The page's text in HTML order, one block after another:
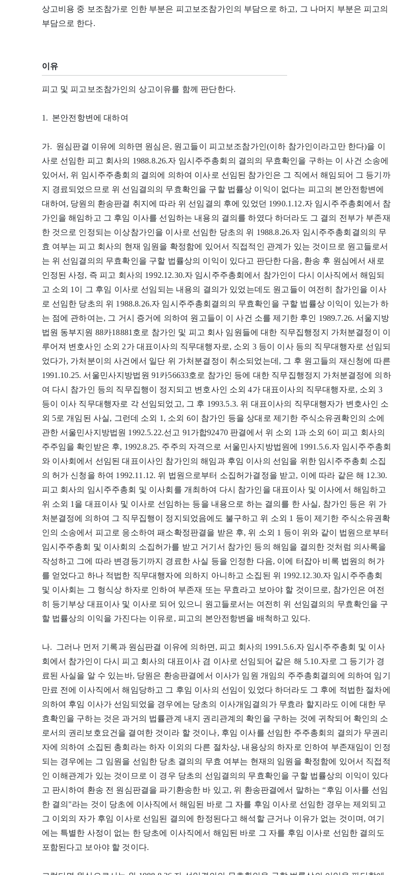
상고비용 중 보조참가로 인한 부분은 피고보조참가인의 부담으로 하고, 그 나머지 부분은 피고의
부담으로 한다.
이유
피고 및 피고보조참가인의 상고이유를 함께 판단한다.
1. 본안전항변에 대하여
가. 원심판결 이유에 의하면 원심은, 원고들이 피고보조참가인(이하 참가인이라고만 한다)을 이
사로 선임한 피고 회사의 1988.8.26.자 임시주주총회의 결의의 무효확인을 구하는 이 사건 소송에
있어서, 위 임시주주총회의 결의에 의하여 이사로 선임된 참가인은 그 직에서 해임되어 그 등기까
지 경료되었으므로 위 선임결의의 무효확인을 구할 법률상 이익이 없다는 피고의 본안전항변에
대하여, 당원의 환송판결 취지에 따라 위 선임결의 후에 있었던 1990.1.12.자 임시주주총회에서 참
가인을 해임하고 그 후임 이사를 선임하는 내용의 결의를 하였다 하더라도 그 결의 전부가 부존재
한 것으로 인정되는 이상참가인을 이사로 선임한 당초의 위 1988.8.26.자 임시주주총회결의의 무
효 여부는 피고 회사의 현재 임원을 확정함에 있어서 직접적인 관계가 있는 것이므로 원고들로서
는 위 선임결의의 무효확인을 구할 법률상의 이익이 있다고 판단한 다음, 환송 후 원심에서 새로
인정된 사정, 즉 피고 회사의 1992.12.30.자 임시주주총회에서 참가인이 다시 이사직에서 해임되
고 소외 1이 그 후임 이사로 선임되는 내용의 결의가 있었는데도 원고들이 여전히 참가인을 이사
로 선임한 당초의 위 1988.8.26.자 임시주주총회결의의 무효확인을 구할 법률상 이익이 있는가 하
는 점에 관하여는, 그 거시 증거에 의하여 원고들이 이 사건 소를 제기한 후인 1989.7.26. 서울지방
법원 동부지원 88카18881호로 참가인 및 피고 회사 임원들에 대한 직무집행정지 가처분결정이 이
루어져 변호사인 소외 2가 대표이사의 직무대행자로, 소외 3 등이 이사 등의 직무대행자로 선임되
었다가, 가처분이의 사건에서 일단 위 가처분결정이 취소되었는데, 그 후 원고들의 재신청에 따른
1991.10.25. 서울민사지방법원 91카56633호로 참가인 등에 대한 직무집행정지 가처분결정에 의하
여 다시 참가인 등의 직무집행이 정지되고 변호사인 소외 4가 대표이사의 직무대행자로, 소외 3
등이 이사 직무대행자로 각 선임되었고, 그 후 1993.5.3. 위 대표이사의 직무대행자가 변호사인 소
외 5로 개임된 사실, 그런데 소외 1, 소외 6이 참가인 등을 상대로 제기한 주식소유권확인의 소에
관한 서울민사지방법원 1992.5.22.선고 91가합92470 판결에서 위 소외 1과 소외 6이 피고 회사의
주주임을 확인받은 후, 1992.8.25. 주주의 자격으로 서울민사지방법원에 1991.5.6.자 임시주주총회
와 이사회에서 선임된 대표이사인 참가인의 해임과 후임 이사의 선임을 위한 임시주주총회 소집
의 허가 신청을 하여 1992.11.12. 위 법원으로부터 소집허가결정을 받고, 이에 따라 같은 해 12.30.
피고 회사의 임시주주총회 및 이사회를 개최하여 다시 참가인을 대표이사 및 이사에서 해임하고
위 소외 1을 대표이사 및 이사로 선임하는 등을 내용으로 하는 결의를 한 사실, 참가인 등은 위 가
처분결정에 의하여 그 직무집행이 정지되었음에도 불구하고 위 소외 1 등이 제기한 주식소유권확
인의 소송에서 피고로 응소하여 패소확정판결을 받은 후, 위 소외 1 등이 위와 같이 법원으로부터
임시주주총회 및 이사회의 소집허가를 받고 거기서 참가인 등의 해임을 결의한 것처럼 의사록을
작성하고 그에 따라 변경등기까지 경료한 사실 등을 인정한 다음, 이에 터잡아 비록 법원의 허가
를 얻었다고 하나 적법한 직무대행자에 의하지 아니하고 소집된 위 1992.12.30.자 임시주주총회
및 이사회는 그 형식상 하자로 인하여 부존재 또는 무효라고 보아야 할 것이므로, 참가인은 여전
히 등기부상 대표이사 및 이사로 되어 있으니 원고들로서는 여전히 위 선임결의의 무효확인을 구
할 법률상의 이익을 가진다는 이유로, 피고의 본안전항변을 배척하고 있다.
나. 그러나 먼저 기록과 원심판결 이유에 의하면, 피고 회사의 1991.5.6.자 임시주주총회 및 이사
회에서 참가인이 다시 피고 회사의 대표이사 겸 이사로 선임되어 같은 해 5.10.자로 그 등기가 경
료된 사실을 알 수 있는바, 당원은 환송판결에서 이사가 임원 개임의 주주총회결의에 의하여 임기
만료 전에 이사직에서 해임당하고 그 후임 이사의 선임이 있었다 하더라도 그 후에 적법한 절차에
의하여 후임 이사가 선임되었을 경우에는 당초의 이사개임결의가 무효라 할지라도 이에 대한 무
효확인을 구하는 것은 과거의 법률관계 내지 권리관계의 확인을 구하는 것에 귀착되어 확인의 소
로서의 권리보호요건을 결여한 것이라 할 것이나, 후임 이사를 선임한 주주총회의 결의가 무권리
자에 의하여 소집된 총회라는 하자 이외의 다른 절차상, 내용상의 하자로 인하여 부존재임이 인정
되는 경우에는 그 임원을 선임한 당초 결의의 무효 여부는 현재의 임원을 확정함에 있어서 직접적
인 이해관계가 있는 것이므로 이 경우 당초의 선임결의의 무효확인을 구할 법률상의 이익이 있다
고 판시하여 환송 전 원심판결을 파기환송한 바 있고, 위 환송판결에서 말하는 “후임 이사를 선임
한 결의"라는 것이 당초에 이사직에서 해임된 바로 그 자를 후임 이사로 선임한 경우는 제외되고
그 이외의 자가 후임 이사로 선임된 결의에 한정된다고 해석할 근거나 이유가 없는 것이며, 여기
에는 특별한 사정이 없는 한 당초에 이사직에서 해임된 바로 그 자를 후임 이사로 선임한 결의도
포함된다고 보아야 할 것이다.